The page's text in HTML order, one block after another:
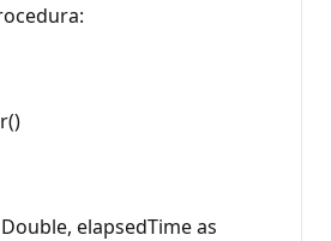
elapsedTime as